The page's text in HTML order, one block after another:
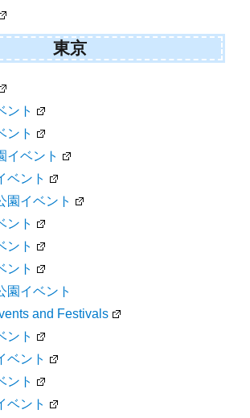
東京
ント
ント
イベント
ベント
園イベント
ント
ント
ント
園イベント
and Festivals
ント
ベント
ント
ベント